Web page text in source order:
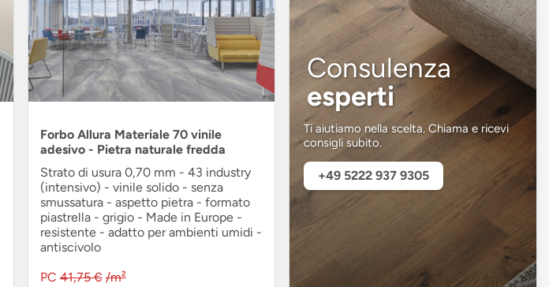
Forbo Allura Materiale 70 vinile
adesivo - Pietra naturale fredda
Strato di usura 0,70 mm - 43 industry
(intensivo) - vinile solido - senza
smussatura - aspetto pietra - formato
piastrella - grigio - Made in Europe -
resistente - adatto per ambienti umidi -
antiscivolo
PC 41,75 € /m²
Consulenza
esperti
Ti aiutiamo nella scelta. Chiama e ricevi
consigli subito.
+49 5222 937 9305